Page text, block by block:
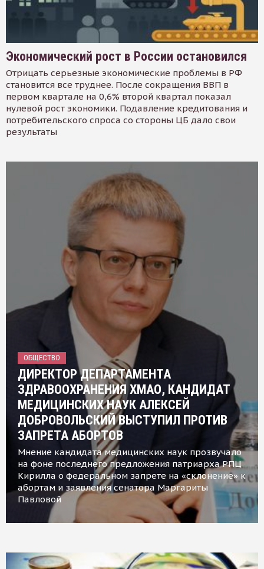
Экономический рост в России остановился
Отрицать серьезные экономические проблемы в РФ
становится все труднее. После сокращения ВВП в
первом квартале на 0,6% второй квартал показал
нулевой рост экономики. Подавление кредитования и
потребительского спроса со стороны ЦБ дало свои
результаты
ОБЩЕСТВО
ДИРЕКТОР ДЕПАРТАМЕНТА
ЗДРАВООХРАНЕНИЯ ХМАО, КАНДИДАТ
МЕДИЦИНСКИХ НАУК АЛЕКСЕЙ
ДОБРОВОЛЬСКИЙ ВЫСТУПИЛ ПРОТИВ
ЗАПРЕТА АБОРТОВ
Мнение кандидата медицинских наук прозвучало
на фоне последнего предложения патриарха РПЦ
Кирилла о федеральном запрете на «склонение» к
абортам и заявления сенатора Маргариты
Павловой